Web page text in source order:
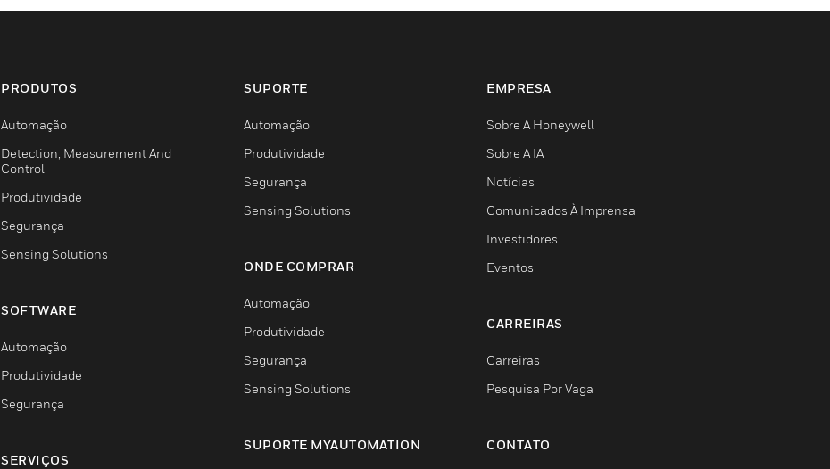
PRODUTOS
Automação
Detection, Measurement And
Control
Produtividade
Segurança
Sensing Solutions
SOFTWARE
Automação
Produtividade
Segurança
SERVIÇOS
SUPORTE
Automação
Produtividade
Segurança
Sensing Solutions
ONDE COMPRAR
Automação
Produtividade
Segurança
Sensing Solutions
SUPORTE MYAUTOMATION
EMPRESA
Sobre A Honeywell
Sobre A IA
Notícias
Comunicados À Imprensa
Investidores
Eventos
CARREIRAS
Carreiras
Pesquisa Por Vaga
CONTATO